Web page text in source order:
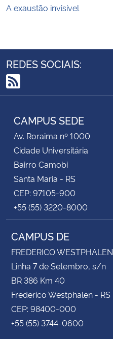
A exaustão invisível
REDES SOCIAIS:
RSS
CAMPUS SEDE
Av. Roraima nº 1000
Cidade Universitária
Bairro Camobi
Santa Maria - RS
CEP: 97105-900
+55 (55) 3220-8000
CAMPUS DE
FREDERICO WESTPHALEN
Linha 7 de Setembro, s/n
BR 386 Km 40
Frederico Westphalen - RS
CEP: 98400-000
+55 (55) 3744-0600